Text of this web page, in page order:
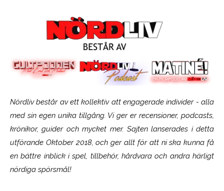
Nördliv består av ett kollektiv att engagerade individer - alla
med sin egen unika tillgång. Vi ger er recensioner, podcasts,
krönikor, guider och mycket mer. Sajten lanserades i detta
utförande Oktober 2018, och ger allt för att ni ska kunna få
en bättre inblick i spel, tillbehör, hårdvara och andra härligt
nördiga spörsmål!